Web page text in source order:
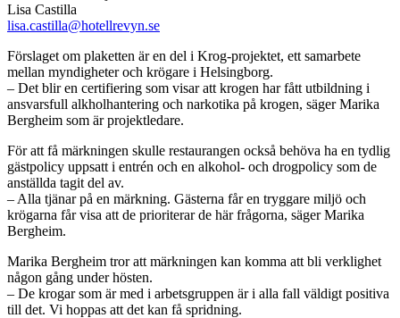
Lisa Castilla
lisa.castilla@hotellrevyn.se
Förslaget om plaketten är en del i Krog-projektet, ett samarbete
mellan myndigheter och krögare i Helsingborg.
– Det blir en certifiering som visar att krogen har fått utbildning i
ansvarsfull alkholhantering och narkotika på krogen, säger Marika
Bergheim som är projektledare.
För att få märkningen skulle restaurangen också behöva ha en tydlig
gästpolicy uppsatt i entrén och en alkohol- och drogpolicy som de
anställda tagit del av.
– Alla tjänar på en märkning. Gästerna får en tryggare miljö och
krögarna får visa att de prioriterar de här frågorna, säger Marika
Bergheim.
Marika Bergheim tror att märkningen kan komma att bli verklighet
någon gång under hösten.
– De krogar som är med i arbetsgruppen är i alla fall väldigt positiva
till det. Vi hoppas att det kan få spridning.